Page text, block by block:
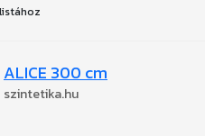
ALICE 300 cm
szintetika.hu